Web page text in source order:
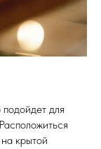
для
крытой